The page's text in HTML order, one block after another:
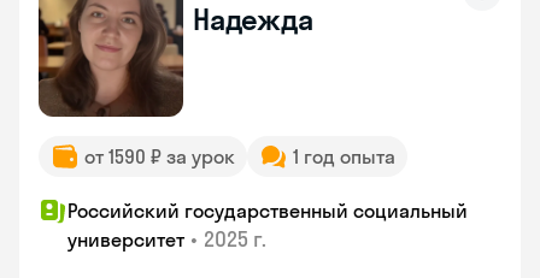
Надежда
от 1590 ₽ за урок 1 год опыта
Российский государственный социальный
университет • 2025 г.